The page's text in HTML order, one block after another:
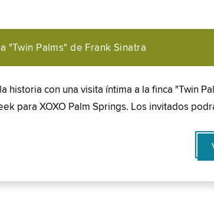
"Twin Palms" de Frank Sinatra
historia con una visita íntima a la finca "Twin
para XOXO Palm Springs. Los invitados